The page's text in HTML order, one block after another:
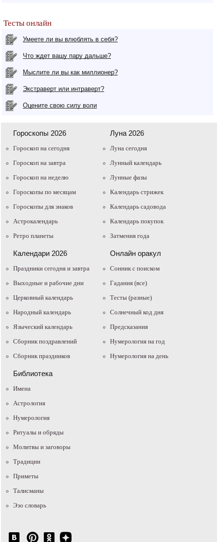
Тесты онлайн
Умеете ли вы влюблять в себя?
Что ждет вашу пару дальше?
Мыслите ли вы как миллионер?
Экстраверт или интраверт?
Оцените свою силу воли
Гороскопы 2026
Гороскоп на сегодня
Гороскоп на завтра
Гороскоп на неделю
Гороскопы по месяцам
Гороскопы для знаков
Астрокалендарь
Ретро планеты
Луна 2026
Луна сегодня
Лунный календарь
Лунные фазы
Календарь стрижек
Календарь садовода
Календарь покупок
Затмения года
Календари 2026
Праздники сегодня и завтра
Выходные и рабочие дни
Церковный календарь
Народный календарь
Языческий календарь
Сборник поздравлений
Сборник праздников
Онлайн оракул
Cонник с поиском
Гадания (все)
Тесты (разные)
Солнечный код дня
Предсказания
Нумерология на год
Нумерология на день
Библиотека
Имена
Астрология
Нумерология
Ритуалы и обряды
Молитвы и заговоры
Традиции
Приметы
Талисманы
Эзо словарь